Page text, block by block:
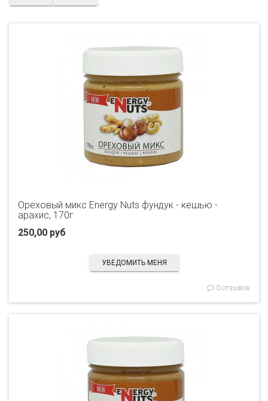
Ореховый микс Energy Nuts фундук - кешью -
арахис, 170г
250,00 руб
УВЕДОМИТЬ МЕНЯ
0 отзывов